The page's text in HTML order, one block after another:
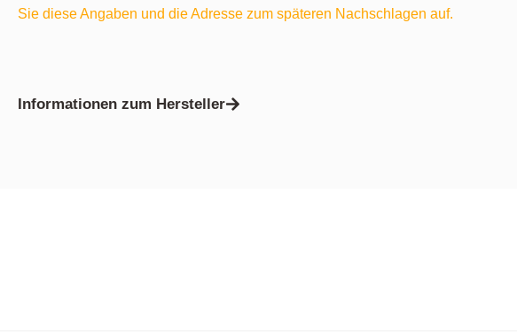
Sie diese Angaben und die Adresse zum späteren Nachschlagen auf.
Informationen zum Hersteller